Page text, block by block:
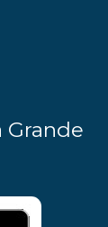
Grande